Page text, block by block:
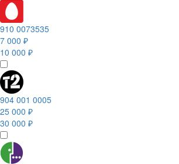
910 0073535
7 000 ₽
10 000 ₽
904 001 0005
25 000 ₽
30 000 ₽